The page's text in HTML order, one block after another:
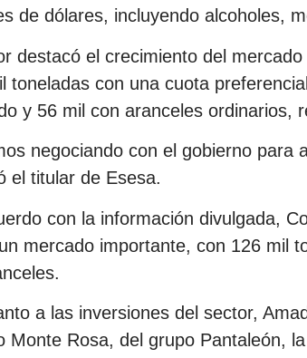
de dólares, incluyendo alcoholes,
destacó el crecimiento del
toneladas con una cuota
y 56 mil con aranceles ordinarios,
negociando con el gobierno para
el titular de Esesa.
con la información divulgada,
mercado importante, con 126 mil
a las inversiones del sector,
Monte Rosa, del grupo Pantaleón,